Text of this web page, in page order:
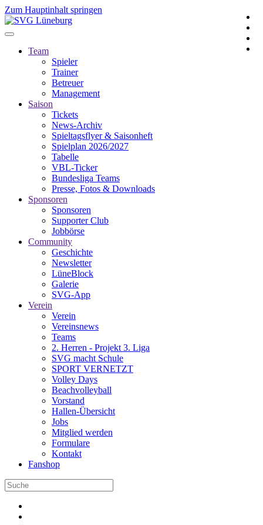
Zum Hauptinhalt springen
Team
Spieler
Trainer
Betreuer
Management
Saison
Tickets
News-Archiv
Spieltagsflyer & Saisonheft
Spielplan 2026/2027
Tabelle
VBL-Ticker
Bundesliga Teams
Presse, Fotos & Downloads
Sponsoren
Sponsoren
Supporter Club
Jobbörse
Community
Geschichte
Newsletter
LüneBlock
Galerie
SVG-App
Verein
Verein
Vereinsnews
Teams
2. Herren - Projekt 3. Liga
SVG macht Schule
SPORT VERNETZT
Volley Days
Beachvolleyball
Vorstand
Hallen-Übersicht
Jobs
Mitglied werden
Formulare
Kontakt
Fanshop